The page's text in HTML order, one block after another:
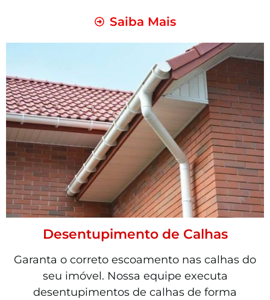
Saiba Mais
Desentupimento de Calhas
Garanta o correto escoamento nas calhas do
seu imóvel. Nossa equipe executa
desentupimentos de calhas de forma